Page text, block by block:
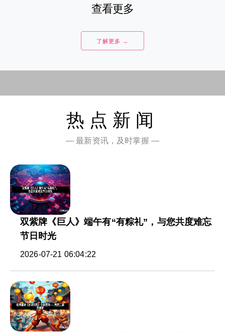
查看更多
了解更多 →
热点新闻
— 最新资讯，及时掌握 —
双紫牌《巨人》端午有“有粽礼”，与您共度难忘
节日时光
2026-07-21 06:04:22